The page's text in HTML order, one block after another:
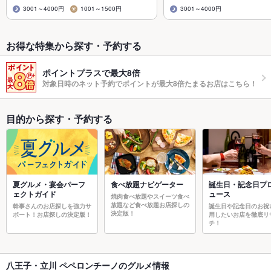
3001～4000円 1001～1500円 3001～4000円
お得な特集から探す・予約する
ポイントプラスで最大8倍
対象日時のネット予約でポイントが最大8倍たまるお店はこちら！
目的から探す・予約する
夏グルメ・宴会パーフ
ェクトガイド
幹事さんのお店探しを強力サ
ポート！お店探しの決定版！
食べ放題ナビゲーター
焼肉食べ放題やスイーツ食べ
放題など食べ放題お店探しの
決定版！
誕生日・記念日プ
ュース
誕生日や記念日のお祝
用したいお店を徹底リ
チ！
八王子・立川 ペペロンチーノのグルメ情報